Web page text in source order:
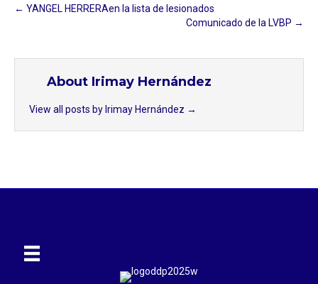
← YANGEL HERRERAen la lista de lesionados
Comunicado de la LVBP →
About Irimay Hernández
View all posts by Irimay Hernández →